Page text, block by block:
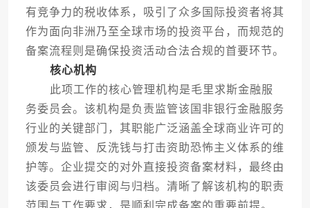
有竞争力的税收体系，吸引了众多国际投资者将其
作为面向非洲乃至全球市场的投资平台，而规范的
备案流程则是确保投资活动合法合规的首要环节。
核心机构
此项工作的核心管理机构是毛里求斯金融服
务委员会。该机构是负责监管该国非银行金融服务
行业的关键部门，其职能广泛涵盖全球商业许可的
颁发与监管、反洗钱与打击资助恐怖主义体系的维
护等。企业提交的对外直接投资备案材料，最终由
该委员会进行审阅与归档。清晰了解该机构的职责
范围与工作要求，是顺利完成备案的重要前提。